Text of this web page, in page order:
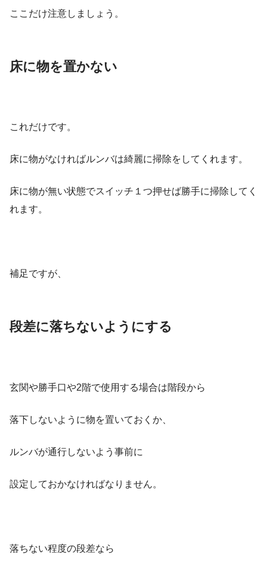
ここだけ注意しましょう。
床に物を置かない
これだけです。
床に物がなければルンバは綺麗に掃除をしてくれます。
床に物が無い状態でスイッチ１つ押せば勝手に掃除してく
れます。
補足ですが、
段差に落ちないようにする
玄関や勝手口や2階で使用する場合は階段から
落下しないように物を置いておくか、
ルンバが通行しないよう事前に
設定しておかなければなりません。
落ちない程度の段差なら